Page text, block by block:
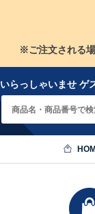
※ご注文される
いらっしゃいませ ゲ